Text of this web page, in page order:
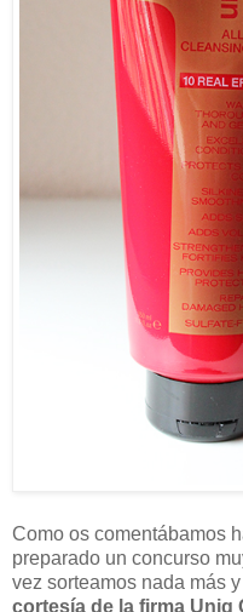
Como os comentábamos
preparado un concurso
vez sorteamos nada más
cortesía de la firma Uniq